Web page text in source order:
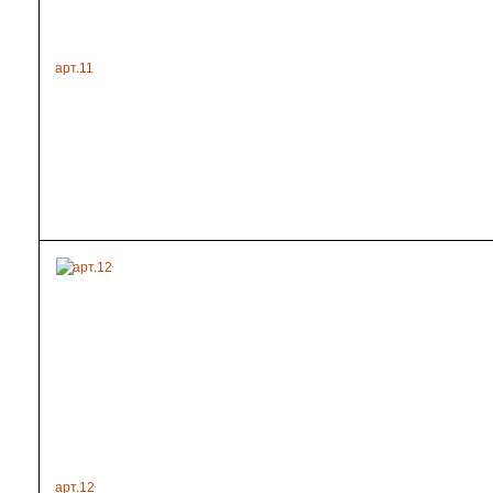
арт.11
арт.12